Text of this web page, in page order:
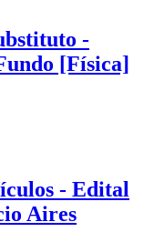
-
[Física]
- Edital
Aires